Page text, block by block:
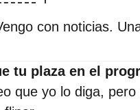
con noticias.
tu plaza en el
que yo lo diga, pero